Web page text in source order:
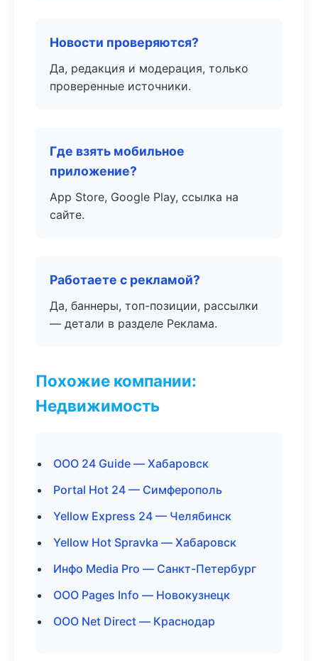
Новости проверяются?
Да, редакция и модерация, только
проверенные источники.
Где взять мобильное
приложение?
App Store, Google Play, ссылка на
сайте.
Работаете с рекламой?
Да, баннеры, топ-позиции, рассылки
— детали в разделе Реклама.
Похожие компании:
Недвижимость
ООО 24 Guide — Хабаровск
Portal Hot 24 — Симферополь
Yellow Express 24 — Челябинск
Yellow Hot Spravka — Хабаровск
Инфо Media Pro — Санкт-Петербург
ООО Pages Info — Новокузнецк
ООО Net Direct — Краснодар